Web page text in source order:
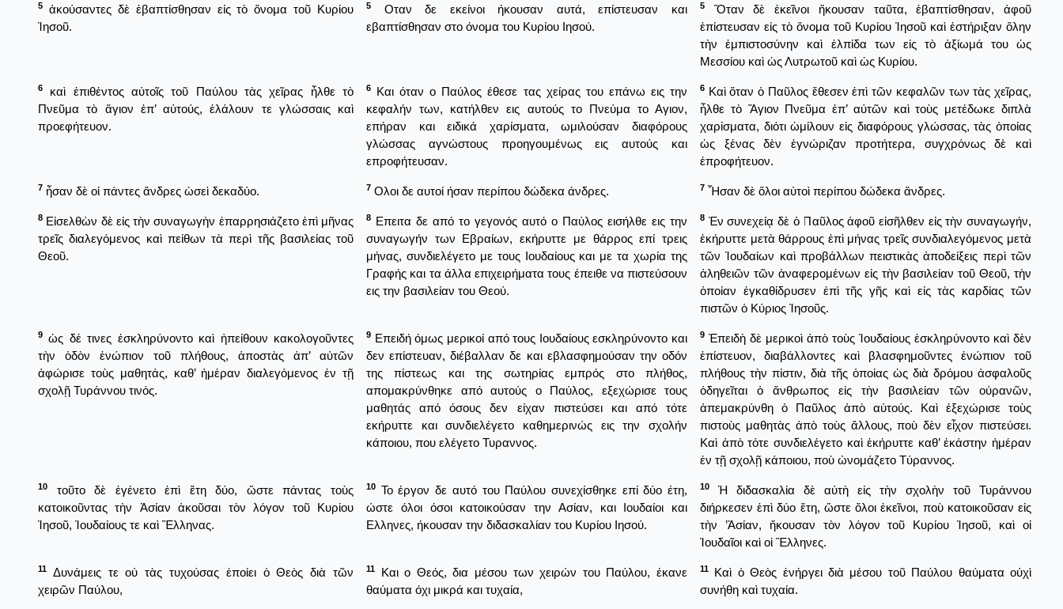
5
ἀκούσαντες δὲ ἐβαπτίσθησαν εἰς τὸ ὄνομα τοῦ Κυρίου
Ἰησοῦ.
5
Οταν δε εκείνοι ήκουσαν αυτά, επίστευσαν και
εβαπτίσθησαν στο όνομα του Κυρίου Ιησού.
5
Ὅταν δὲ ἐκεῖνοι ἤκουσαν ταῦτα, ἐβαπτίσθησαν, ἀφοῦ
ἐπίστευσαν εἰς τὸ ὅνομα τοῦ Κυρίου Ἰησοῦ καὶ ἐστήριξαν ὅλην
τὴν ἐμπιστοσύνην καὶ ἐλπίδα των εἰς τὸ ἀξίωμά του ὡς
Μεσσίου καὶ ὡς Λυτρωτοῦ καὶ ὡς Κυρίου.
6
καὶ ἐπιθέντος αὐτοῖς τοῦ Παύλου τὰς χεῖρας ἦλθε τὸ
Πνεῦμα τὸ ἅγιον ἐπ’ αὐτούς, ἐλάλουν τε γλώσσαις καὶ
προεφήτευον.
6
Και όταν ο Παύλος έθεσε τας χείρας του επάνω εις την
κεφαλήν των, κατήλθεν εις αυτούς το Πνεύμα το Αγιον,
επήραν και ειδικά χαρίσματα, ωμιλούσαν διαφόρους
γλώσσας αγνώστους προηγουμένως εις αυτούς και
επροφήτευσαν.
6 Καὶ ὅταν ὁ Παῦλος ἔθεσεν ἐπὶ τῶν κεφαλῶν των τὰς χεῖρας,
ἦλθε τὸ Ἅγιον Πνεῦμα ἐπ’ αὐτῶν καὶ τοὺς μετέδωκε διπλὰ
χαρίσματα, διότι ὡμίλουν εἰς διαφόρους γλώσσας, τὰς ὁποίας
ὡς ξένας δὲν ἐγνώριζαν προτήτερα, συγχρόνως δὲ καὶ
ἐπροφήτευον.
7 ἦσαν δὲ οἱ πάντες ἄνδρες ὡσεὶ δεκαδύο. 7 Ολοι δε αυτοί ήσαν περίπου δώδεκα άνδρες. 7 Ἦσαν δὲ ὅλοι αὐτοὶ περίπου δώδεκα ἄνδρες.
8 Εἰσελθὼν δὲ εἰς τὴν συναγωγὴν ἐπαρρησιάζετο ἐπὶ μῆνας
τρεῖς διαλεγόμενος καὶ πείθων τὰ περὶ τῆς βασιλείας τοῦ
Θεοῦ.
8 Επειτα δε από το γεγονός αυτό ο Παύλος εισήλθε εις την
συναγωγήν των Εβραίων, εκήρυττε με θάρρος επί τρεις
μήνας, συνδιελέγετο με τους Ιουδαίους και με τα χωρία της
Γραφής και τα άλλα επιχειρήματα τους έπειθε να πιστεύσουν
εις την βασιλείαν του Θεού.
8 Ἐν συνεχείᾳ δὲ ὁ Παῦλος ἀφοῦ εἰσῆλθεν εἰς τὴν συναγωγήν,
ἐκήρυττε μετὰ θάρρους ἐπὶ μήνας τρεῖς συνδιαλεγόμενος μετὰ
τῶν Ἰουδαίων καὶ προβάλλων πειστικὰς ἀποδείξεις περὶ τῶν
ἀληθειῶν τῶν ἀναφερομένων εἰς τὴν βασιλείαν τοῦ Θεοῦ, τὴν
ὁποίαν ἐγκαθίδρυσεν ἐπὶ τῆς γῆς καὶ εἰς τὰς καρδίας τῶν
πιστῶν ὁ Κύριος Ἰησοῦς.
9 ὡς δέ τινες ἐσκληρύνοντο καὶ ἠπείθουν κακολογοῦντες
τὴν ὁδὸν ἐνώπιον τοῦ πλήθους, ἀποστὰς ἀπ’ αὐτῶν
ἀφώρισε τοὺς μαθητάς, καθ’ ἡμέραν διαλεγόμενος ἐν τῇ
σχολῇ Τυράννου τινός.
9 Επειδή όμως μερικοί από τους Ιουδαίους εσκληρύνοντο και
δεν επίστευαν, διέβαλλαν δε και εβλασφημούσαν την οδόν
της πίστεως και της σωτηρίας εμπρός στο πλήθος,
απομακρύνθηκε από αυτούς ο Παύλος, εξεχώρισε τους
μαθητάς από όσους δεν είχαν πιστεύσει και από τότε
εκήρυττε και συνδιελέγετο καθημερινώς εις την σχολήν
κάποιου, που ελέγετο Τυραννος.
9 Ἐπειδὴ δὲ μερικοὶ ἀπὸ τοὺς Ἰουδαίους ἐσκληρύνοντο καὶ δὲν
ἐπίστευον, διαβάλλοντες καὶ βλασφημοῦντες ἐνώπιον τοῦ
πλήθους τὴν πίστιν, διὰ τῆς ὁποίας ὡς διὰ δρόμου ἀσφαλοῦς
ὁδηγεῖται ὁ ἄνθρωπος εἰς τὴν βασιλείαν τῶν οὐρανῶν,
ἀπεμακρύνθη ὁ Παῦλος ἀπὸ αὐτούς. Καὶ ἐξεχώρισε τοὺς
πιστοὺς μαθητὰς ἀπὸ τοὺς ἄλλους, ποὺ δὲν εἶχον πιστεύσει.
Καὶ ἀπὸ τότε συνδιελέγετο καὶ ἐκήρυττε καθ’ ἐκάστην ἡμέραν
ἐν τῇ σχολῇ κάποιου, ποὺ ὠνομάζετο Τύραννος.
10
τοῦτο δὲ ἐγένετο ἐπὶ ἔτη δύο, ὥστε πάντας τοὺς
κατοικοῦντας τὴν Ἀσίαν ἀκοῦσαι τὸν λόγον τοῦ Κυρίου
Ἰησοῦ, Ἰουδαίους τε καὶ Ἕλληνας.
10 Το έργον δε αυτό του Παύλου συνεχίσθηκε επί δύο έτη,
ώστε όλοι όσοι κατοικούσαν την Ασίαν, και Ιουδαίοι και
Ελληνες, ήκουσαν την διδασκαλίαν του Κυρίου Ιησού.
10
Ἡ διδασκαλία δὲ αὐτὴ εἰς τὴν σχολὴν τοῦ Τυράννου
διήρκεσεν ἐπὶ δύο ἔτη, ὥστε ὅλοι ἐκεῖνοι, ποὺ κατοικοῦσαν εἰς
τὴν ’Ἀσίαν, ἤκουσαν τὸν λόγον τοῦ Κυρίου Ἰησοῦ, καὶ οἱ
Ἰουδαῖοι καὶ οἱ Ἕλληνες.
11
Δυνάμεις τε οὐ τὰς τυχούσας ἐποίει ὁ Θεὸς διὰ τῶν
χειρῶν Παύλου,
11
Και ο Θεός, δια μέσου των χειρών του Παύλου, έκανε
θαύματα όχι μικρά και τυχαία,
11
Καὶ ὁ Θεὸς ἐνήργει διὰ μέσου τοῦ Παύλου θαύματα οὐχὶ
συνήθη καὶ τυχαία.